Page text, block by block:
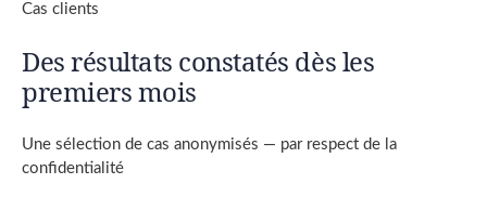
Cas clients
Des résultats constatés dès les
premiers mois
Une sélection de cas anonymisés — par respect de la
confidentialité